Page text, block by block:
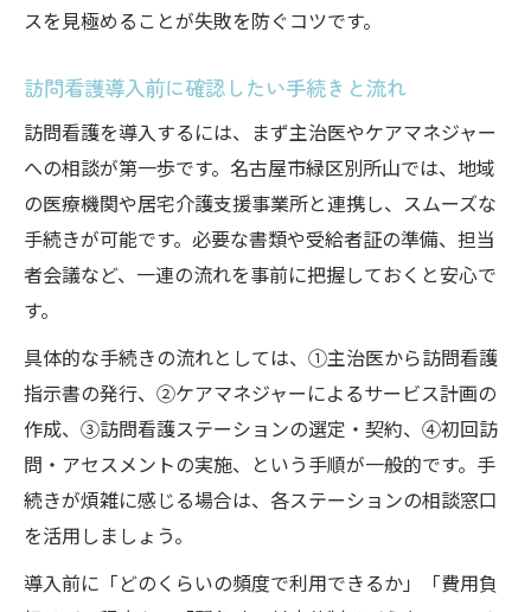
スを見極めることが失敗を防ぐコツです。
訪問看護導入前に確認したい手続きと流れ
訪問看護を導入するには、まず主治医やケアマネジャー
への相談が第一歩です。名古屋市緑区別所山では、地域
の医療機関や居宅介護支援事業所と連携し、スムーズな
手続きが可能です。必要な書類や受給者証の準備、担当
者会議など、一連の流れを事前に把握しておくと安心で
す。
具体的な手続きの流れとしては、①主治医から訪問看護
指示書の発行、②ケアマネジャーによるサービス計画の
作成、③訪問看護ステーションの選定・契約、④初回訪
問・アセスメントの実施、という手順が一般的です。手
続きが煩雑に感じる場合は、各ステーションの相談窓口
を活用しましょう。
導入前に「どのくらいの頻度で利用できるか」「費用負